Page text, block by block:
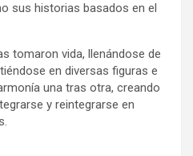
sus historias basados en el
tomaron vida, llenándose de
en diversas figuras e
una tras otra, creando
y reintegrarse en